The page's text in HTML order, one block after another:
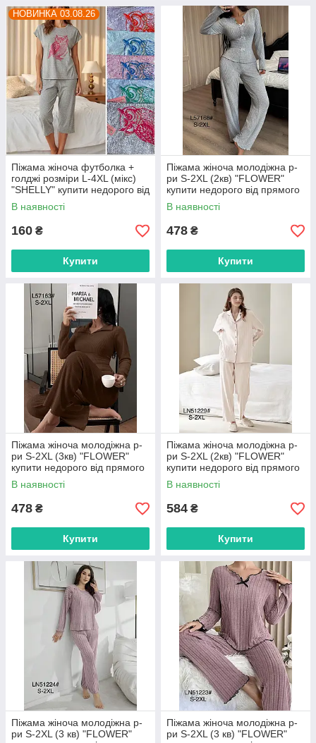
НОВИНКА 03.08.26
Піжама жіноча футболка +
голджі розміри L-4XL (мікс)
"SHELLY" купити недорого від
прямого постачальника
В наявності
160 ₴
Купити
Піжама жіноча молодіжна р-
ри S-2XL (2кв) "FLOWER"
купити недорого від прямого
постачальника
В наявності
478 ₴
Купити
Піжама жіноча молодіжна р-
ри S-2XL (3кв) "FLOWER"
купити недорого від прямого
постачальника
В наявності
478 ₴
Купити
Піжама жіноча молодіжна р-
ри S-2XL (2кв) "FLOWER"
купити недорого від прямого
постачальника
В наявності
584 ₴
Купити
Піжама жіноча молодіжна р-
ри S-2XL (3 кв) "FLOWER"
Піжама жіноча молодіжна р-
ри S-2XL (3 кв) "FLOWER"